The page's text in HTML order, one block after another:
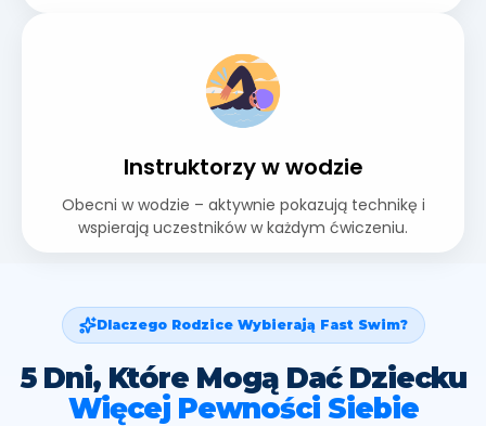
Instruktorzy w wodzie
Obecni w wodzie – aktywnie pokazują technikę i
wspierają uczestników w każdym ćwiczeniu.
Dlaczego Rodzice Wybierają Fast Swim?
5 Dni, Które Mogą Dać Dziecku
Więcej Pewności Siebie